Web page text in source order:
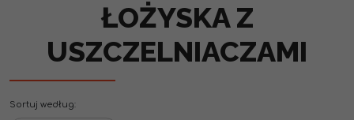
ŁOŻYSKA Z
USZCZELNIACZAMI
Sortuj według: